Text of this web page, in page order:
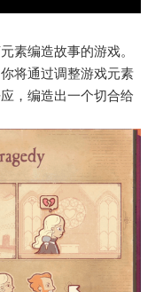
素编造故事的游戏。
将通过调整游戏元素
，编造出一个切合给